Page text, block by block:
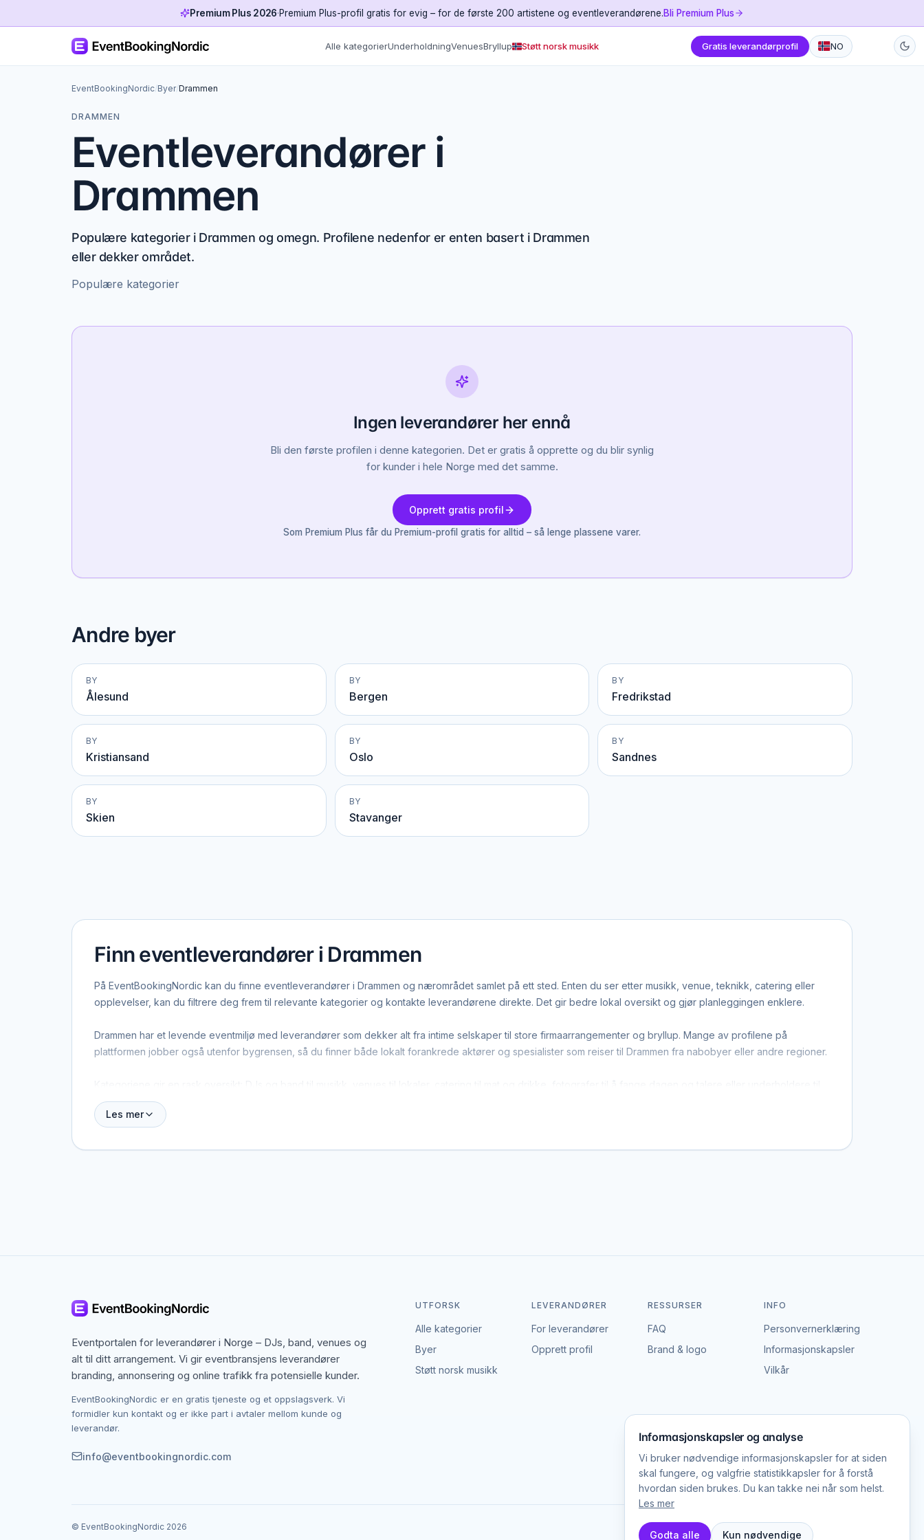
Premium Plus 2026·Premium Plus-profil gratis for evig – for de første 200 artistene og eventleverandørene.Bli Premium Plus
Alle kategorierUnderholdningVenuesBryllup Støtt norsk musikk Gratis leverandørprofil NO
EventBookingNordic/Byer/Drammen
DRAMMEN
Eventleverandører i
Drammen
Populære kategorier i Drammen og omegn. Profilene nedenfor er enten basert i Drammen
eller dekker området.
Populære kategorier
Ingen leverandører her ennå
Bli den første profilen i denne kategorien. Det er gratis å opprette og du blir synlig
for kunder i hele Norge med det samme.
Opprett gratis profil
Som Premium Plus får du Premium-profil gratis for alltid – så lenge plassene varer.
Andre byer
BY
Ålesund
BY
Bergen
BY
Fredrikstad
BY
Kristiansand
BY
Oslo
BY
Sandnes
BY
Skien
BY
Stavanger
Finn eventleverandører i Drammen
På EventBookingNordic kan du finne eventleverandører i Drammen og nærområdet samlet på ett sted. Enten du ser etter musikk, venue, teknikk, catering eller
opplevelser, kan du filtrere deg frem til relevante kategorier og kontakte leverandørene direkte. Det gir bedre lokal oversikt og gjør planleggingen enklere.
Drammen har et levende eventmiljø med leverandører som dekker alt fra intime selskaper til store firmaarrangementer og bryllup. Mange av profilene på
plattformen jobber også utenfor bygrensen, så du finner både lokalt forankrede aktører og spesialister som reiser til Drammen fra nabobyer eller andre regioner.
opplevelsene gjestene husker. På hver kategoriside kan du sortere etter Drammen og se leverandørene som aktivt dekker området.
leverandører i Drammen, innhente tilbud og gjøre avtalen i ditt eget tempo uten mellomledd. Er du leverandør og vil være synlig i Drammen, kan du opprette en
Les mer
Eventportalen for leverandører i Norge – DJs, band, venues og
alt til ditt arrangement. Vi gir eventbransjens leverandører
branding, annonsering og online trafikk fra potensielle kunder.
EventBookingNordic er en gratis tjeneste og et oppslagsverk. Vi
formidler kun kontakt og er ikke part i avtaler mellom kunde og
leverandør.
info@eventbookingnordic.com
UTFORSK
Alle kategorier
Byer
Støtt norsk musikk
LEVERANDØRER
For leverandører
Opprett profil
RESSURSER
FAQ
Brand & logo
INFO
Personvernerklæring
Informasjonskapsler
Vilkår
© EventBookingNordic 2026 DK · SE · NO
Informasjonskapsler og analyse
Vi bruker nødvendige informasjonskapsler for at siden
skal fungere, og valgfrie statistikkapsler for å forstå
hvordan siden brukes. Du kan takke nei når som helst.
Les mer
Godta alle Kun nødvendige